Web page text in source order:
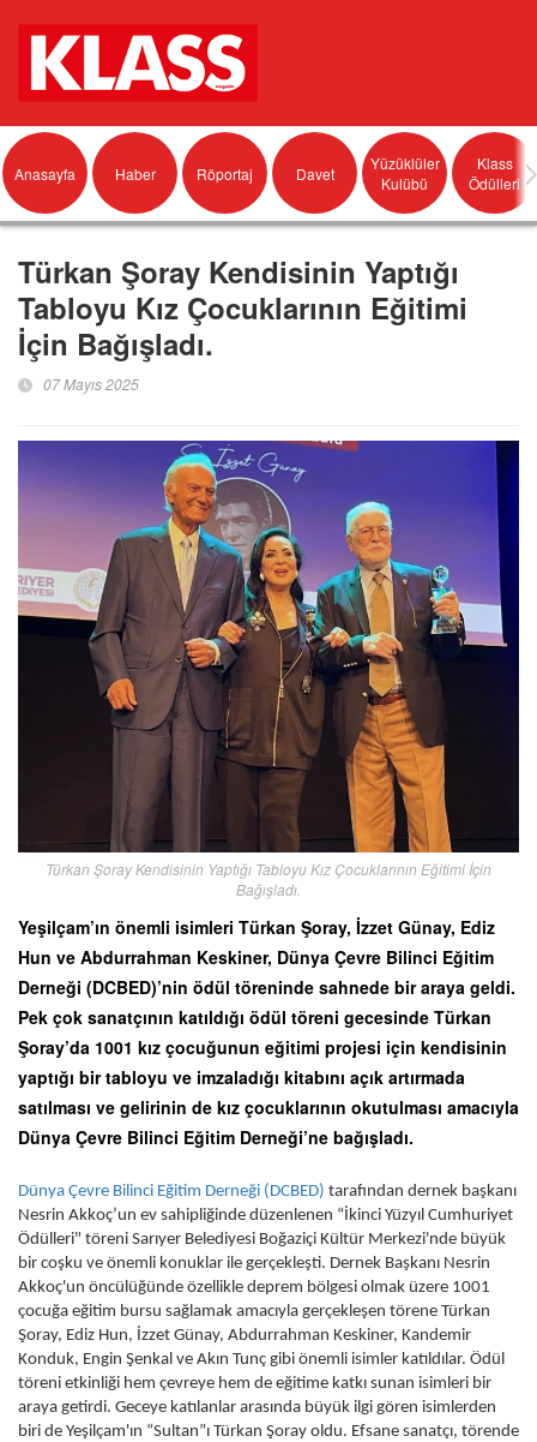
Anasayfa Haber Röportaj Davet
Yüzüklüler
Kulübü
Klass
Ödülleri
Türkan Şoray Kendisinin Yaptığı
Tabloyu Kız Çocuklarının Eğitimi
İçin Bağışladı.
07 Mayıs 2025
Türkan Şoray Kendisinin Yaptığı Tabloyu Kız Çocuklarının Eğitimi İçin
Bağışladı.
Yeşilçam’ın önemli isimleri Türkan Şoray, İzzet Günay, Ediz
Hun ve Abdurrahman Keskiner, Dünya Çevre Bilinci Eğitim
Derneği (DCBED)’nin ödül töreninde sahnede bir araya geldi.
Pek çok sanatçının katıldığı ödül töreni gecesinde Türkan
Şoray’da 1001 kız çocuğunun eğitimi projesi için kendisinin
yaptığı bir tabloyu ve imzaladığı kitabını açık artırmada
satılması ve gelirinin de kız çocuklarının okutulması amacıyla
Dünya Çevre Bilinci Eğitim Derneği’ne bağışladı.
Dünya Çevre Bilinci Eğitim Derneği (DCBED) tarafından dernek başkanı
Nesrin Akkoç’un ev sahipliğinde düzenlenen “İkinci Yüzyıl Cumhuriyet
Ödülleri" töreni Sarıyer Belediyesi Boğaziçi Kültür Merkezi'nde büyük
bir coşku ve önemli konuklar ile gerçekleşti. Dernek Başkanı Nesrin
Akkoç'un öncülüğünde özellikle deprem bölgesi olmak üzere 1001
çocuğa eğitim bursu sağlamak amacıyla gerçekleşen törene Türkan
Şoray, Ediz Hun, İzzet Günay, Abdurrahman Keskiner, Kandemir
Konduk, Engin Şenkal ve Akın Tunç gibi önemli isimler katıldılar. Ödül
töreni etkinliği hem çevreye hem de eğitime katkı sunan isimleri bir
araya getirdi. Geceye katılanlar arasında büyük ilgi gören isimlerden
biri de Yeşilçam'ın “Sultan”ı Türkan Şoray oldu. Efsane sanatçı, törende